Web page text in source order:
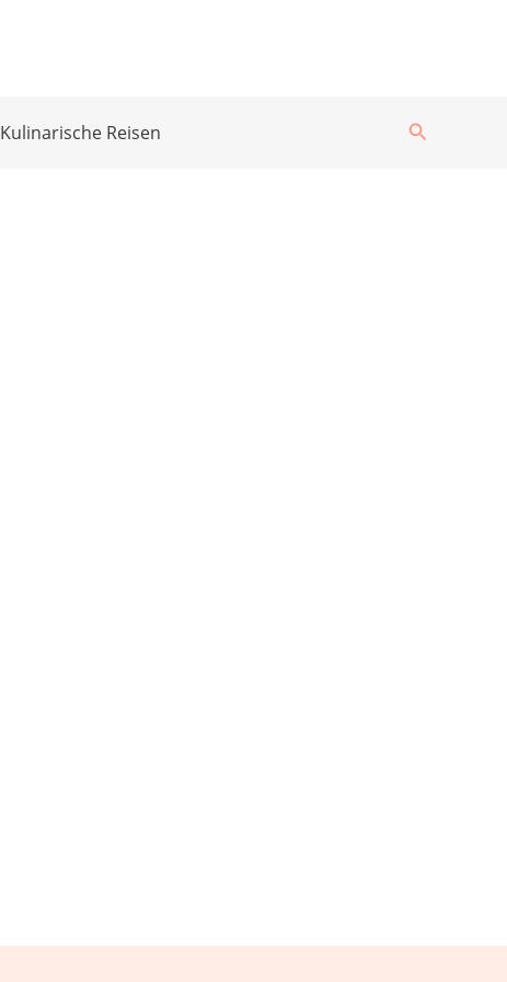
Kulinarische Reisen Suchen